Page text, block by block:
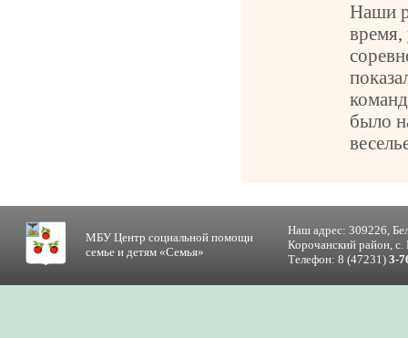
Наши
время,
было
МБУ Центр социальной помощи
семье и детям «Семья»
Наш адрес: 309226,
Корочанский район,
Телефон: 8 (47231) 3-